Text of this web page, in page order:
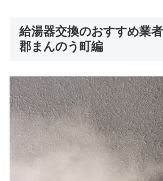
給湯器交換のおすすめ業
郡まんのう町編